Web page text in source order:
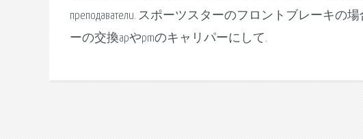
преподаватели. スポーツスターのフロントブレーキ
ーの交換apやpmのキャリパーにして.